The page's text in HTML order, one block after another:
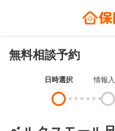
無料相談予約
日時選択 情報